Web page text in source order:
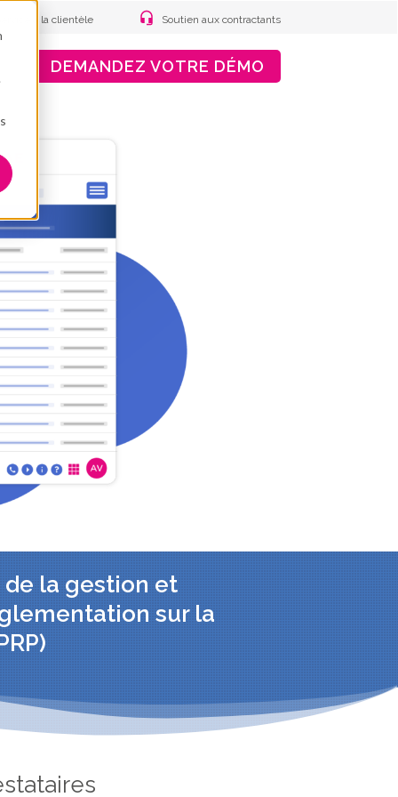
à la clientèle Soutien aux contractants
DEMANDEZ VOTRE DÉMO
la gestion et
sur la